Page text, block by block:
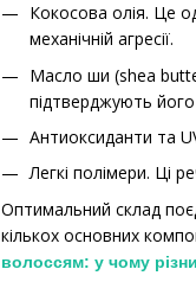
Кокосова олія. Це
механічній агресії.
Масло ши (shea
підтверджують його
Антиоксиданти та
Легкі полімери. Ці
Оптимальний склад
кількох основних
волоссям: у чому